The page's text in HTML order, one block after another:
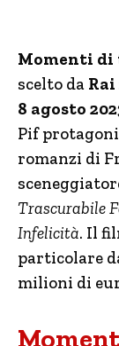
Momenti
scelto da Rai
8 agosto
Pif
romanzi di
Trascurabile
Infelicità. Il
particolare
milioni di